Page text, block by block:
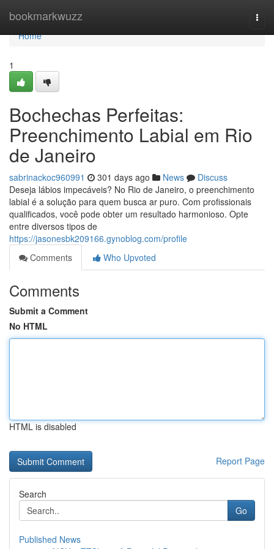
bookmarkwuzz
Home
Home
1
Bochechas Perfeitas:
Preenchimento Labial em Rio
de Janeiro
sabrinackoc960991 301 days ago News
Discuss
Deseja lábios impecáveis? No Rio de Janeiro, o preenchimento
labial é a solução para quem busca ar puro. Com profissionais
qualificados, você pode obter um resultado harmonioso. Opte
entre diversos tipos de
https://jasonesbk209166.gynoblog.com/profile
Comments
Who Upvoted
Comments
Submit a Comment
No HTML
HTML is disabled
Report Page
Search
Go
Published News